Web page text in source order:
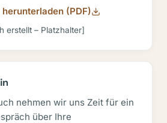
(PDF)
erstellt – Platzhalter]
nehmen wir uns Zeit für ein
über Ihre